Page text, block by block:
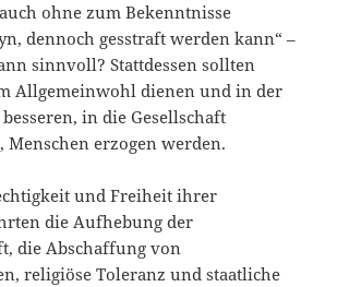
ohne zum Bekenntnisse
dennoch gesstraft werden kann“ –
sinnvoll? Stattdessen sollten
Allgemeinwohl dienen und in der
in die Gesellschaft
erzogen werden.
und Freiheit ihrer
die Aufhebung der
die Abschaffung von
religiöse Toleranz und staatliche